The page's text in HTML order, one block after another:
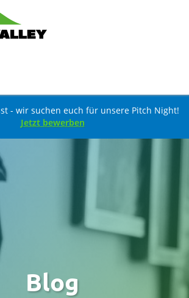
- wir suchen euch für unsere Pitch Night!
Jetzt bewerben
Blog